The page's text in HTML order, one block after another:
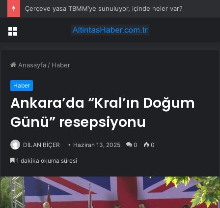
Menü
Anasayfa / Haber
Haber
Ankara’da “Kral’ın Doğum
Günü” resepsiyonu
DİLAN BİÇER Haziran 13, 2025 0 0
1 dakika okuma süresi